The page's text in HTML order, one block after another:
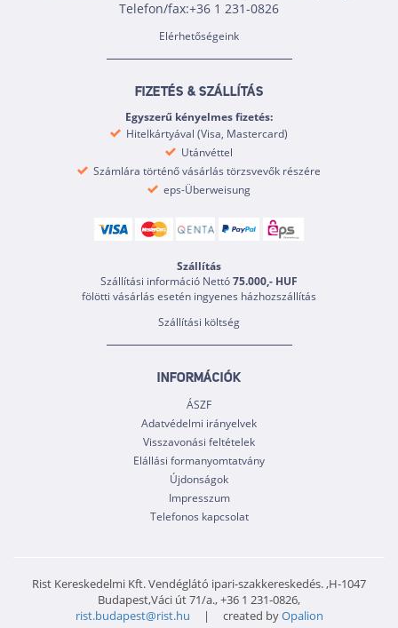
Telefon/fax:+36 1 231-0826
Elérhetőségeink
FIZETÉS & SZÁLLÍTÁS
Egyszerű kényelmes fizetés:
Hitelkártyával (Visa, Mastercard)
Utánvéttel
Számlára történő vásárlás törzsvevők részére
eps-Überweisung
Szállítás
Szállítási információ Nettó75.000,- HUF
fölötti vásárlás esetén ingyenes házhozszállítás
Szállítási költség
INFORMÁCIÓK
ÁSZF
Adatvédelmi irányelvek
Visszavonási feltételek
Elállási formanyomtatvány
Újdonságok
Impresszum
Telefonos kapcsolat
Rist Kereskedelmi Kft. Vendéglátó ipari-szakkereskedés. ,H-1047
Budapest,Váci út 71/a., +36 1 231-0826,
rist.budapest@rist.hu | created byOpalion